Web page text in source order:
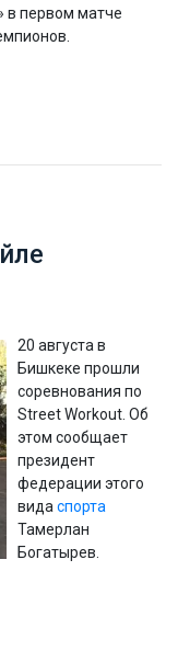
в первом матче
20 августа в
Бишкеке прошли
соревнования по
Street Workout. Об
этом сообщает
президент
федерации этого
вида спорта
Тамерлан
Богатырев.